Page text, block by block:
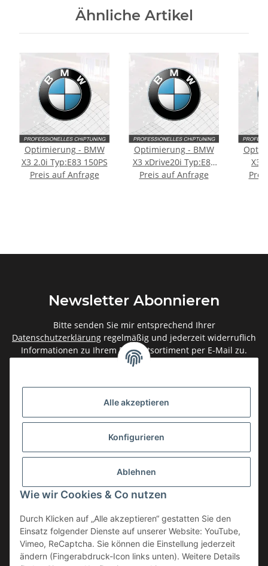
Alle akzeptieren
Konfigurieren
Ablehnen
Wie wir Cookies & Co nutzen
Durch Klicken auf „Alle akzeptieren“ gestatten Sie den
Einsatz folgender Dienste auf unserer Website: YouTube,
Vimeo, ReCaptcha. Sie können die Einstellung jederzeit
ändern (Fingerabdruck-Icon links unten). Weitere Details
Ähnliche Artikel
Optimierung - BMW
X3 2.0i Typ:E83 150PS
Preis auf Anfrage
Optimierung - BMW
X3 xDrive20i Typ:E83
[Facelift] 150PS
Preis auf Anfrage
X3
Newsletter Abonnieren
Bitte senden Sie mir entsprechend Ihrer
Datenschutzerklärung regelmäßig und jederzeit widerruflich
Informationen zu Ihrem Produktsortiment per E-Mail zu.
Gesetzliche Informationen
Informationen
Service
Vertrag widerrufen
* Alle Preise inkl. gesetzlicher USt., zzgl.Versand